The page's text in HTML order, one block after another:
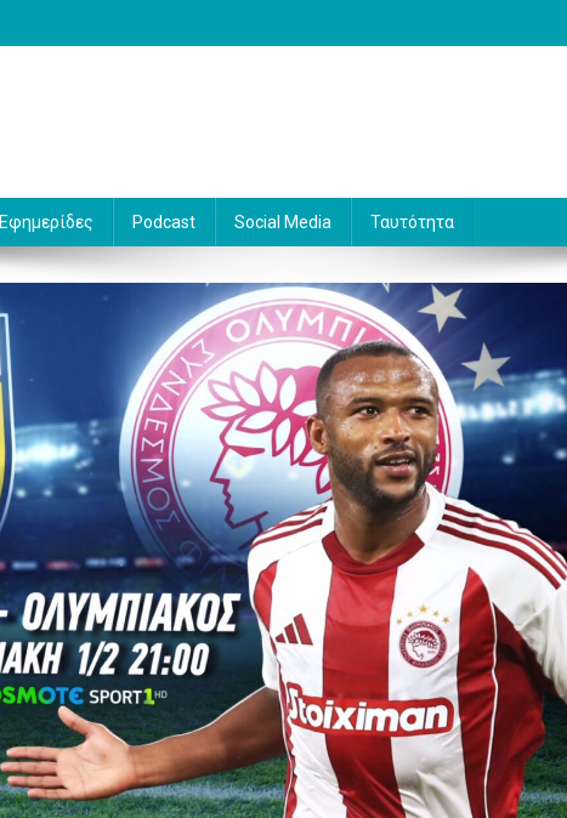
Εφημερίδες Podcast Social Media Ταυτότητα